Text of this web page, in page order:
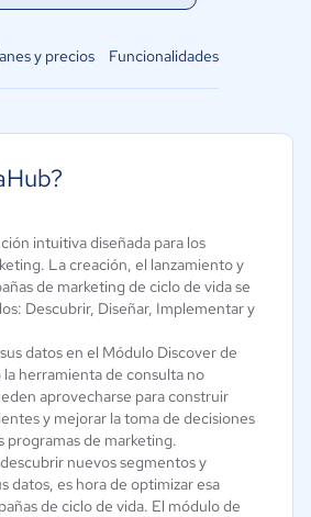
y precios Funcionalidades
intuitiva diseñada para los
La creación, el lanzamiento y
de marketing de ciclo de vida se
Descubrir, Diseñar, Implementar y
datos en el Módulo Discover de
herramienta de consulta no
aprovecharse para construir
y mejorar la toma de decisiones
programas de marketing.
nuevos segmentos y
datos, es hora de optimizar esa
de ciclo de vida. El módulo de